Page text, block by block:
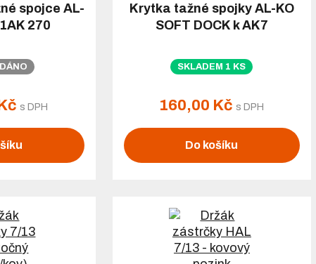
spojce AL-
270
s DPH
Krytka tažné spojky AL-KO
SOFT DOCK k AK7
SKLADEM 1 KS
160,00 Kč s DPH
Do košíku